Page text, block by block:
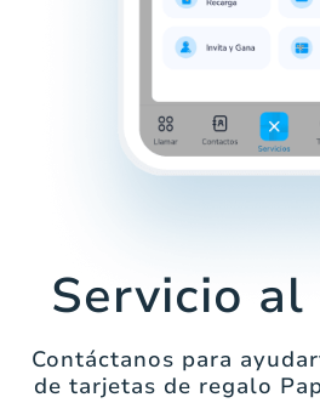
Servicio
Contáctanos para
de tarjetas de regalo